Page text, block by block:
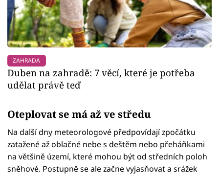
ZAHRADA
Duben na zahradě: 7 věcí, které je potřeba
udělat právě teď
Oteplovat se má až ve středu
Na další dny meteorologové předpovídají zpočátku
zatažené až oblačné nebe s deštěm nebo přeháňkami
na většině území, které mohou být od středních poloh
sněhové. Postupně se ale začne vyjasňovat a srážek